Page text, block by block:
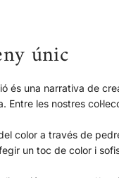
únic
és una narrativa de
les nostres
color a través de
un toc de color i